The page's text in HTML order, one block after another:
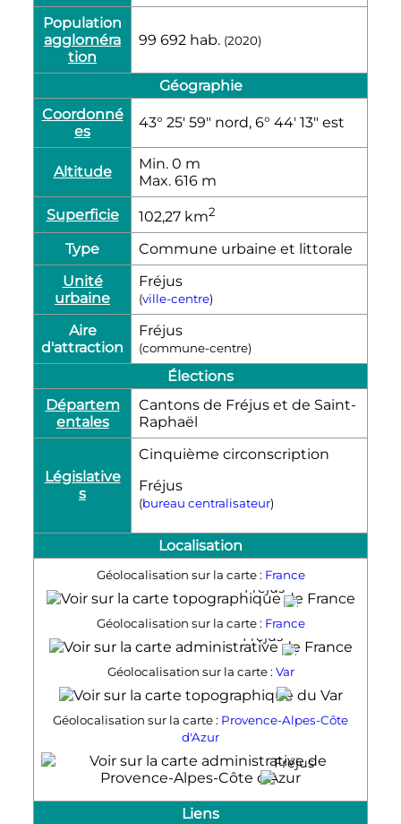
Population
aggloméra
tion
99 692 hab. (2020)
Géographie
Coordonné
es
43° 25′ 59″ nord, 6° 44′ 13″ est
Altitude Min. 0 m
Max. 616 m
Superficie
102,27 km2
Type
Commune urbaine et littorale
Unité
urbaine
Fréjus
(ville-centre)
Aire
d'attraction
Fréjus
(commune-centre)
Élections
Départem
entales
Cantons de Fréjus et de Saint-
Raphaël
Législative
s
Cinquième circonscription
Fréjus
(bureau centralisateur)
Localisation
Géolocalisation sur la carte : France
Fréjus
Géolocalisation sur la carte : France
Fréjus
Géolocalisation sur la carte : Var
Fréjus
Géolocalisation sur la carte : Provence-Alpes-Côte
d'Azur
Fréjus
Liens